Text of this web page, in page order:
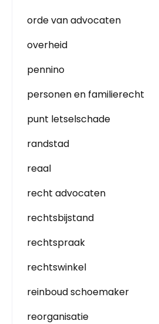
orde van advocaten
overheid
pennino
personen en familierecht
punt letselschade
randstad
reaal
recht advocaten
rechtsbijstand
rechtspraak
rechtswinkel
reinboud schoemaker
reorganisatie